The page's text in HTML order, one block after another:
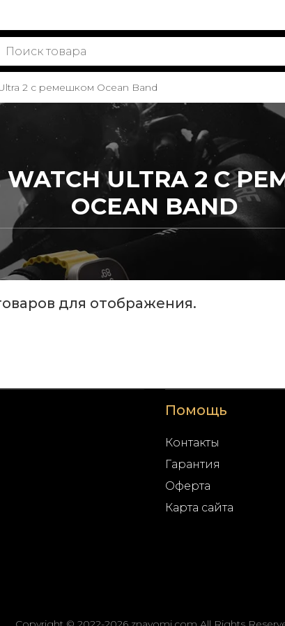
2 с ремешком Ocean Band
WATCH ULTRA 2 С
OCEAN BAND
для отображения.
Помощь
Контакты
Гарантия
Оферта
Карта сайта